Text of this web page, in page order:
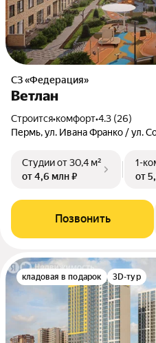
СЗ «Федерация»
Ветлан
Строится•комфорт•4.3 (26)
Пермь, ул. Ивана Франко / ул.
Студииот 30,4 м²
от 4,6 млн ₽
1-
от
Позвонить
кладовая в подарок 3D-тур